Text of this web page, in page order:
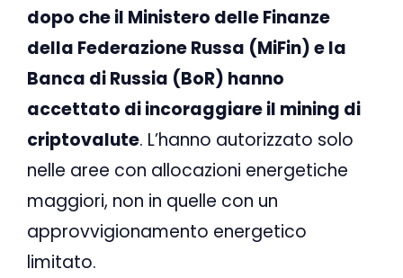
dopo che il Ministero delle Finanze
della Federazione Russa (MiFin) e la
Banca di Russia (BoR) hanno
accettato di incoraggiare il mining di
criptovalute. L’hanno autorizzato solo
nelle aree con allocazioni energetiche
maggiori, non in quelle con un
approvvigionamento energetico
limitato.